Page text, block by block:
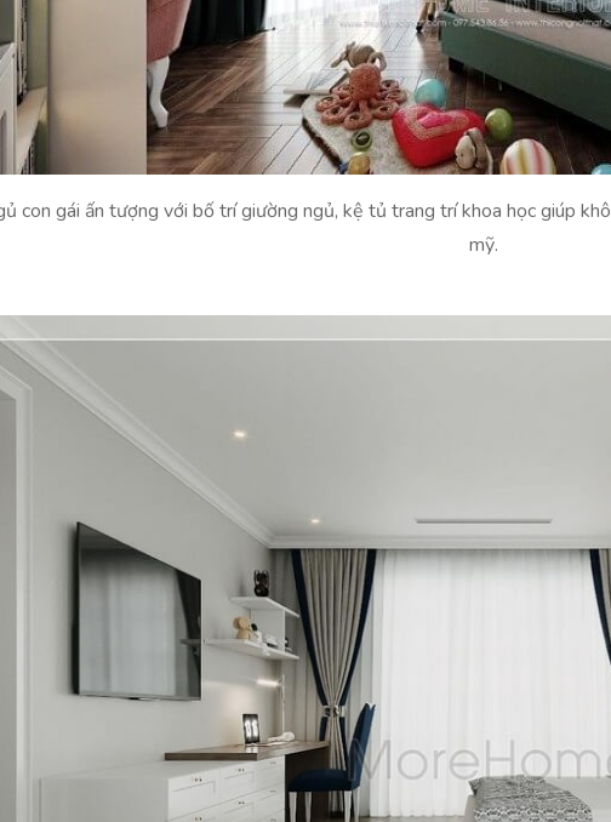
con gái ấn tượng với bố trí giường ngủ, kệ tủ trang trí khoa học giúp
mỹ.